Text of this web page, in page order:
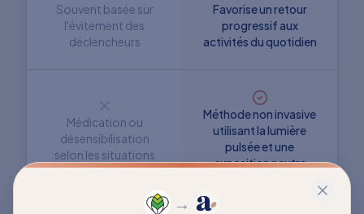
→
Souvent basée sur
l'évitement des
déclencheurs
Favorise un retour
progressif aux
activités du quotidien
Médication ou
désensibilisation
selon les situations
Méthode non invasive
utilisant la lumière
pulsée et une
exposition neutre